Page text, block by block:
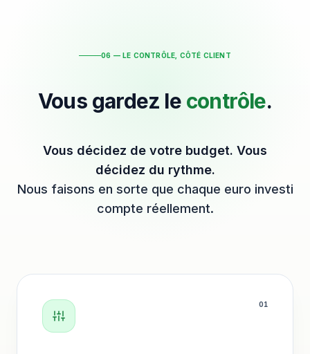
06 — LE CONTRÔLE, CÔTÉ CLIENT
Vous gardez le contrôle.
Vous décidez de votre budget. Vous
décidez du rythme.
Nous faisons en sorte que chaque euro investi
compte réellement.
01